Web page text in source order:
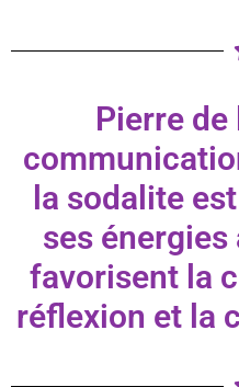
Pierre de
la sodalite
ses
favorisent la
réflexion et la